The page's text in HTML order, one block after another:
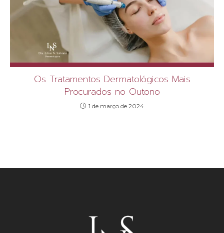
Os Tratamentos Dermatológicos Mais
Procurados no Outono
1 de março de 2024